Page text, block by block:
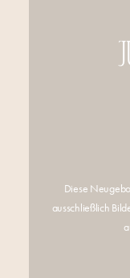
Diese
ausschließlich